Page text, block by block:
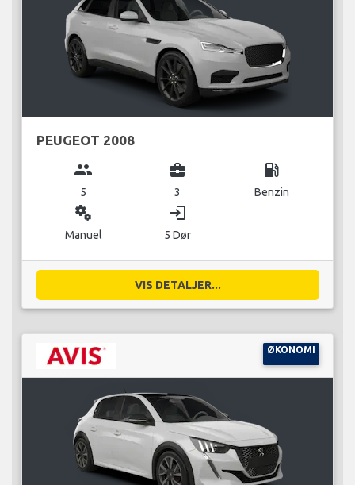
PEUGEOT 2008
group
5
business_center
3
local_gas_station
Benzin
miscellaneous_services
Manuel
login
5 Dør
VIS DETALJER...
ØKONOMI